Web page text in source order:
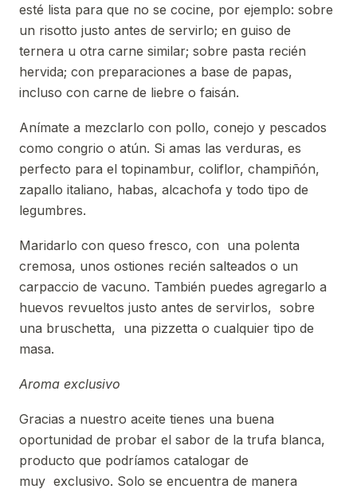
esté lista para que no se cocine, por ejemplo: sobre
un risotto justo antes de servirlo; en guiso de
ternera u otra carne similar; sobre pasta recién
hervida; con preparaciones a base de papas,
incluso con carne de liebre o faisán.
Anímate a mezclarlo con pollo, conejo y pescados
como congrio o atún. Si amas las verduras, es
perfecto para el topinambur, coliflor, champiñón,
zapallo italiano, habas, alcachofa y todo tipo de
legumbres.
Maridarlo con queso fresco, con una polenta
cremosa, unos ostiones recién salteados o un
carpaccio de vacuno. También puedes agregarlo a
huevos revueltos justo antes de servirlos, sobre
una bruschetta, una pizzetta o cualquier tipo de
masa.
Aroma exclusivo
Gracias a nuestro aceite tienes una buena
oportunidad de probar el sabor de la trufa blanca,
producto que podríamos catalogar de
muy exclusivo. Solo se encuentra de manera